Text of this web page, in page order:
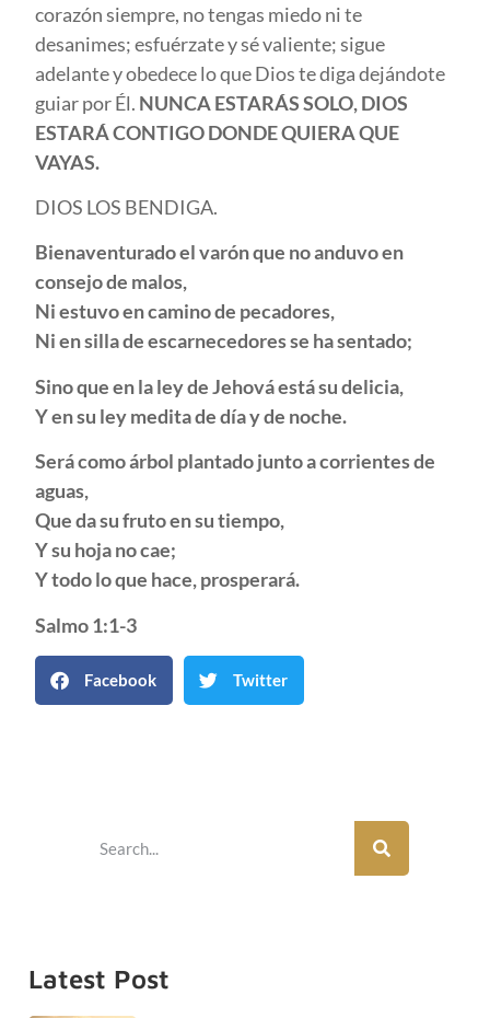
corazón siempre, no tengas miedo ni te
desanimes; esfuérzate y sé valiente; sigue
adelante y obedece lo que Dios te diga dejándote
guiar por Él. NUNCA ESTARÁS SOLO, DIOS
ESTARÁ CONTIGO DONDE QUIERA QUE
VAYAS.
DIOS LOS BENDIGA.
Bienaventurado el varón que no anduvo en
consejo de malos,
Ni estuvo en camino de pecadores,
Ni en silla de escarnecedores se ha sentado;
Sino que en la ley de Jehová está su delicia,
Y en su ley medita de día y de noche.
Será como árbol plantado junto a corrientes de
aguas,
Que da su fruto en su tiempo,
Y su hoja no cae;
Y todo lo que hace, prosperará.
Salmo 1:1-3
Facebook Twitter
Latest Post